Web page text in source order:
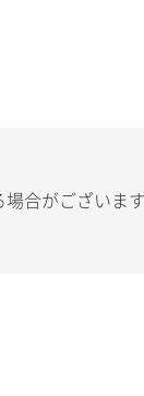
合がございま